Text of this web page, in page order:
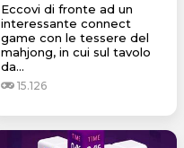
Eccovi di fronte ad un
interessante connect
game con le tessere del
mahjong, in cui sul tavolo
da...
15.126